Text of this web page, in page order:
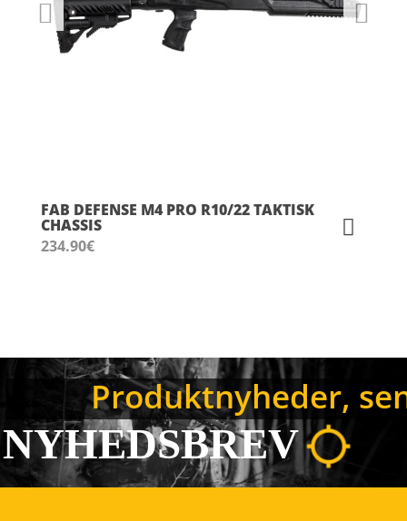
FAB DEFENSE M4 PRO R10/22 TAKTISK
CHASSIS
234.90€
Produktnyheder,
NYHEDSBREV